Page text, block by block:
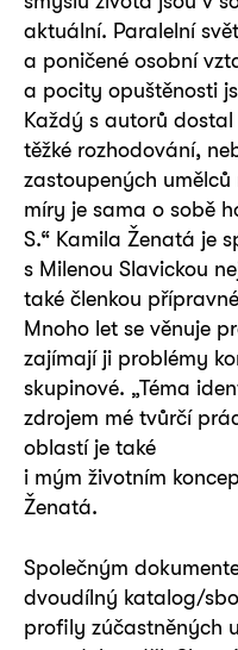
aktuální. Paralelní
a poničené osobní
a pocity opuštěnosti
Každý s autorů dostal
těžké rozhodování,
zastoupených
míry je sama o sobě
S.“ Kamila Ženatá je
s Milenou Slavickou
také členkou
Mnoho let se věnuje
zajímají ji problémy
skupinové. „Téma
zdrojem mé tvůrčí
oblastí je také
i mým životním
Ženatá.
Společným
dvoudílný katalog/
profily zúčastněných